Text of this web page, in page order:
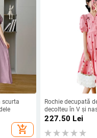
scurta
add_shopping_cart
Rochie decupată
decolteu în V și
227.50 Lei